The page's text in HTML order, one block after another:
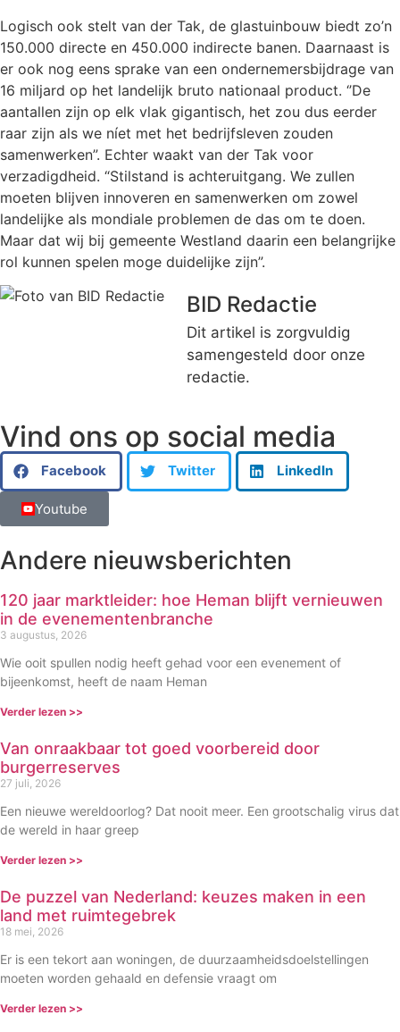
Logisch ook stelt van der Tak, de glastuinbouw biedt zo’n
150.000 directe en 450.000 indirecte banen. Daarnaast is
er ook nog eens sprake van een ondernemersbijdrage van
16 miljard op het landelijk bruto nationaal product. ‘’De
aantallen zijn op elk vlak gigantisch, het zou dus eerder
raar zijn als we níet met het bedrijfsleven zouden
samenwerken”. Echter waakt van der Tak voor
verzadigdheid. “Stilstand is achteruitgang. We zullen
moeten blijven innoveren en samenwerken om zowel
landelijke als mondiale problemen de das om te doen.
Maar dat wij bij gemeente Westland daarin een belangrijke
rol kunnen spelen moge duidelijke zijn”.
BID Redactie
Dit artikel is zorgvuldig
samengesteld door onze
redactie.
Vind ons op social media
Facebook Twitter LinkedIn
Youtube
Andere nieuwsberichten
120 jaar marktleider: hoe Heman blijft vernieuwen
in de evenementenbranche
3 augustus, 2026
Wie ooit spullen nodig heeft gehad voor een evenement of
bijeenkomst, heeft de naam Heman
Verder lezen >>
Van onraakbaar tot goed voorbereid door
burgerreserves
27 juli, 2026
Een nieuwe wereldoorlog? Dat nooit meer. Een grootschalig virus dat
de wereld in haar greep
Verder lezen >>
De puzzel van Nederland: keuzes maken in een
land met ruimtegebrek
18 mei, 2026
Er is een tekort aan woningen, de duurzaamheidsdoelstellingen
moeten worden gehaald en defensie vraagt om
Verder lezen >>